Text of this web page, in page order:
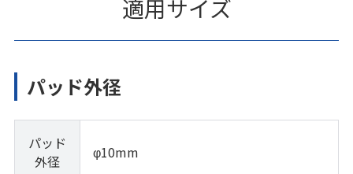
適用サイズ
パッド外径
パッド
外径
φ10mm